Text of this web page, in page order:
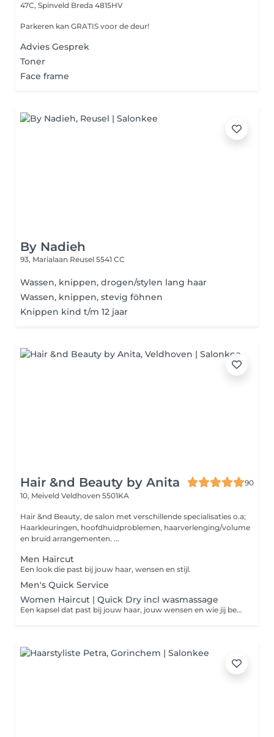
47C, Spinveld Breda 4815HV
Parkeren kan GRATIS voor de deur!
Advies Gesprek
Toner
Face frame
By Nadieh
93, Marialaan Reusel 5541 CC
Wassen, knippen, drogen/stylen lang haar
Wassen, knippen, stevig föhnen
Knippen kind t/m 12 jaar
Hair &nd Beauty by Anita
90
10, Meiveld Veldhoven 5501KA
Hair &nd Beauty, de salon met verschillende specialisaties o.a;
Haarkleuringen, hoofdhuidproblemen, haarverlenging/volume
en bruid arrangementen. ...
Men Haircut
Een look die past bij jouw haar, wensen en stijl.
Men's Quick Service
Women Haircut | Quick Dry incl wasmassage
Een kapsel dat past bij jouw haar, jouw wensen en wie jij bent. Het haar wordt na het knippen gedroogd.